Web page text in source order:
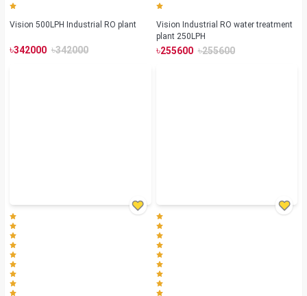
Vision 500LPH Industrial RO plant
৳342000 ৳342000
Vision Industrial RO water treatment
plant 250LPH
৳255600 ৳255600